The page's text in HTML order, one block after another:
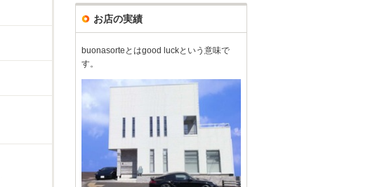
お店の実績
buonasorteとはgood luckという意味で
す。